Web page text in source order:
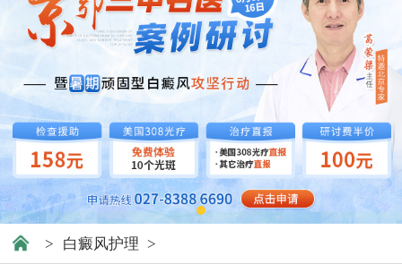
> 白癜风护理 >